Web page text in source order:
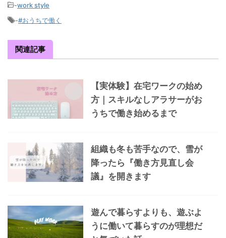
-work style
-#おうちで働く
関連記事
【実体験】在宅ワークの始め
方｜スキルなしアラサーがお
うちで働き始めるまで
組織も冬も苦手なので、雪が
降ったら『働き方見直し会
議』を開きます
遊んで暮らすよりも、遊ぶよ
うに働いて暮らすのが理想だ